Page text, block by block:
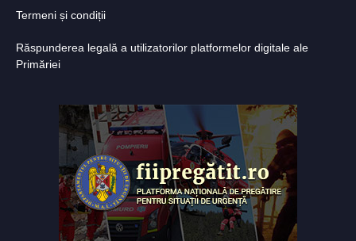
Termeni și condiții
Răspunderea legală a utilizatorilor platformelor digitale ale
Primăriei